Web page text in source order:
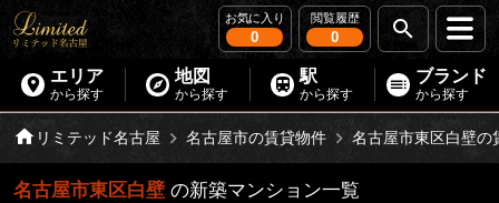
お気に入り
0
閲覧履歴
0
エリア
から探す
地図
から探す
駅
から探す
ブランド
から探す
リミテッド名古屋 名古屋市の賃貸物件 名古屋市東区白壁の
名古屋市東区白壁 の新築マンション一覧